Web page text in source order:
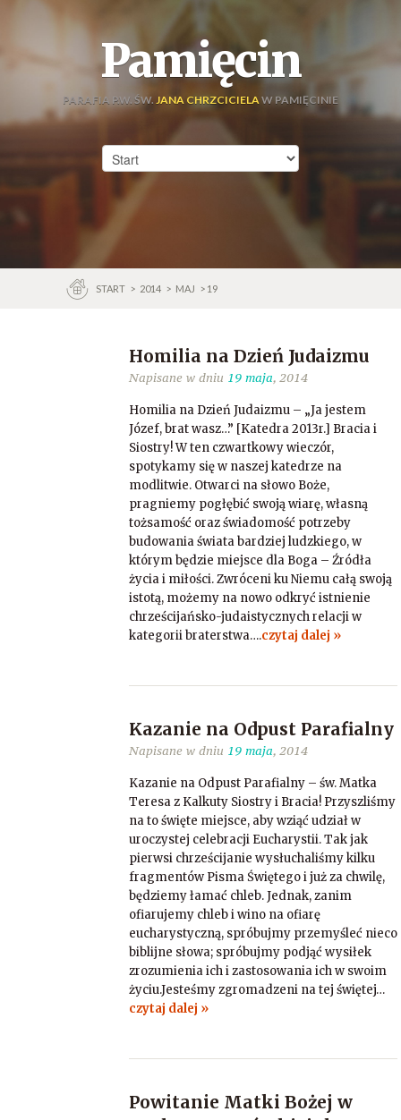
Pamięcin
PARAFIA P.W. ŚW. JANA CHRZCICIELAW PAMIĘCINIE
START > 2014 > MAJ > 19
Homilia na Dzień Judaizmu
Napisane w dniu 19 maja, 2014
Homilia na Dzień Judaizmu – „Ja jestem
Józef, brat wasz…” [Katedra 2013r.] Bracia i
Siostry! W ten czwartkowy wieczór,
spotykamy się w naszej katedrze na
modlitwie. Otwarci na słowo Boże,
pragniemy pogłębić swoją wiarę, własną
tożsamość oraz świadomość potrzeby
budowania świata bardziej ludzkiego, w
którym będzie miejsce dla Boga – Źródła
życia i miłości. Zwróceni ku Niemu całą swoją
istotą, możemy na nowo odkryć istnienie
chrześcijańsko-judaistycznych relacji w
kategorii braterstwa….czytaj dalej »
Kazanie na Odpust Parafialny
Napisane w dniu 19 maja, 2014
Kazanie na Odpust Parafialny – św. Matka
Teresa z Kalkuty Siostry i Bracia! Przyszliśmy
na to święte miejsce, aby wziąć udział w
uroczystej celebracji Eucharystii. Tak jak
pierwsi chrześcijanie wysłuchaliśmy kilku
fragmentów Pisma Świętego i już za chwilę,
będziemy łamać chleb. Jednak, zanim
ofiarujemy chleb i wino na ofiarę
eucharystyczną, spróbujmy przemyśleć nieco
biblijne słowa; spróbujmy podjąć wysiłek
zrozumienia ich i zastosowania ich w swoim
życiu.Jesteśmy zgromadzeni na tej świętej…
czytaj dalej »
Powitanie Matki Bożej w